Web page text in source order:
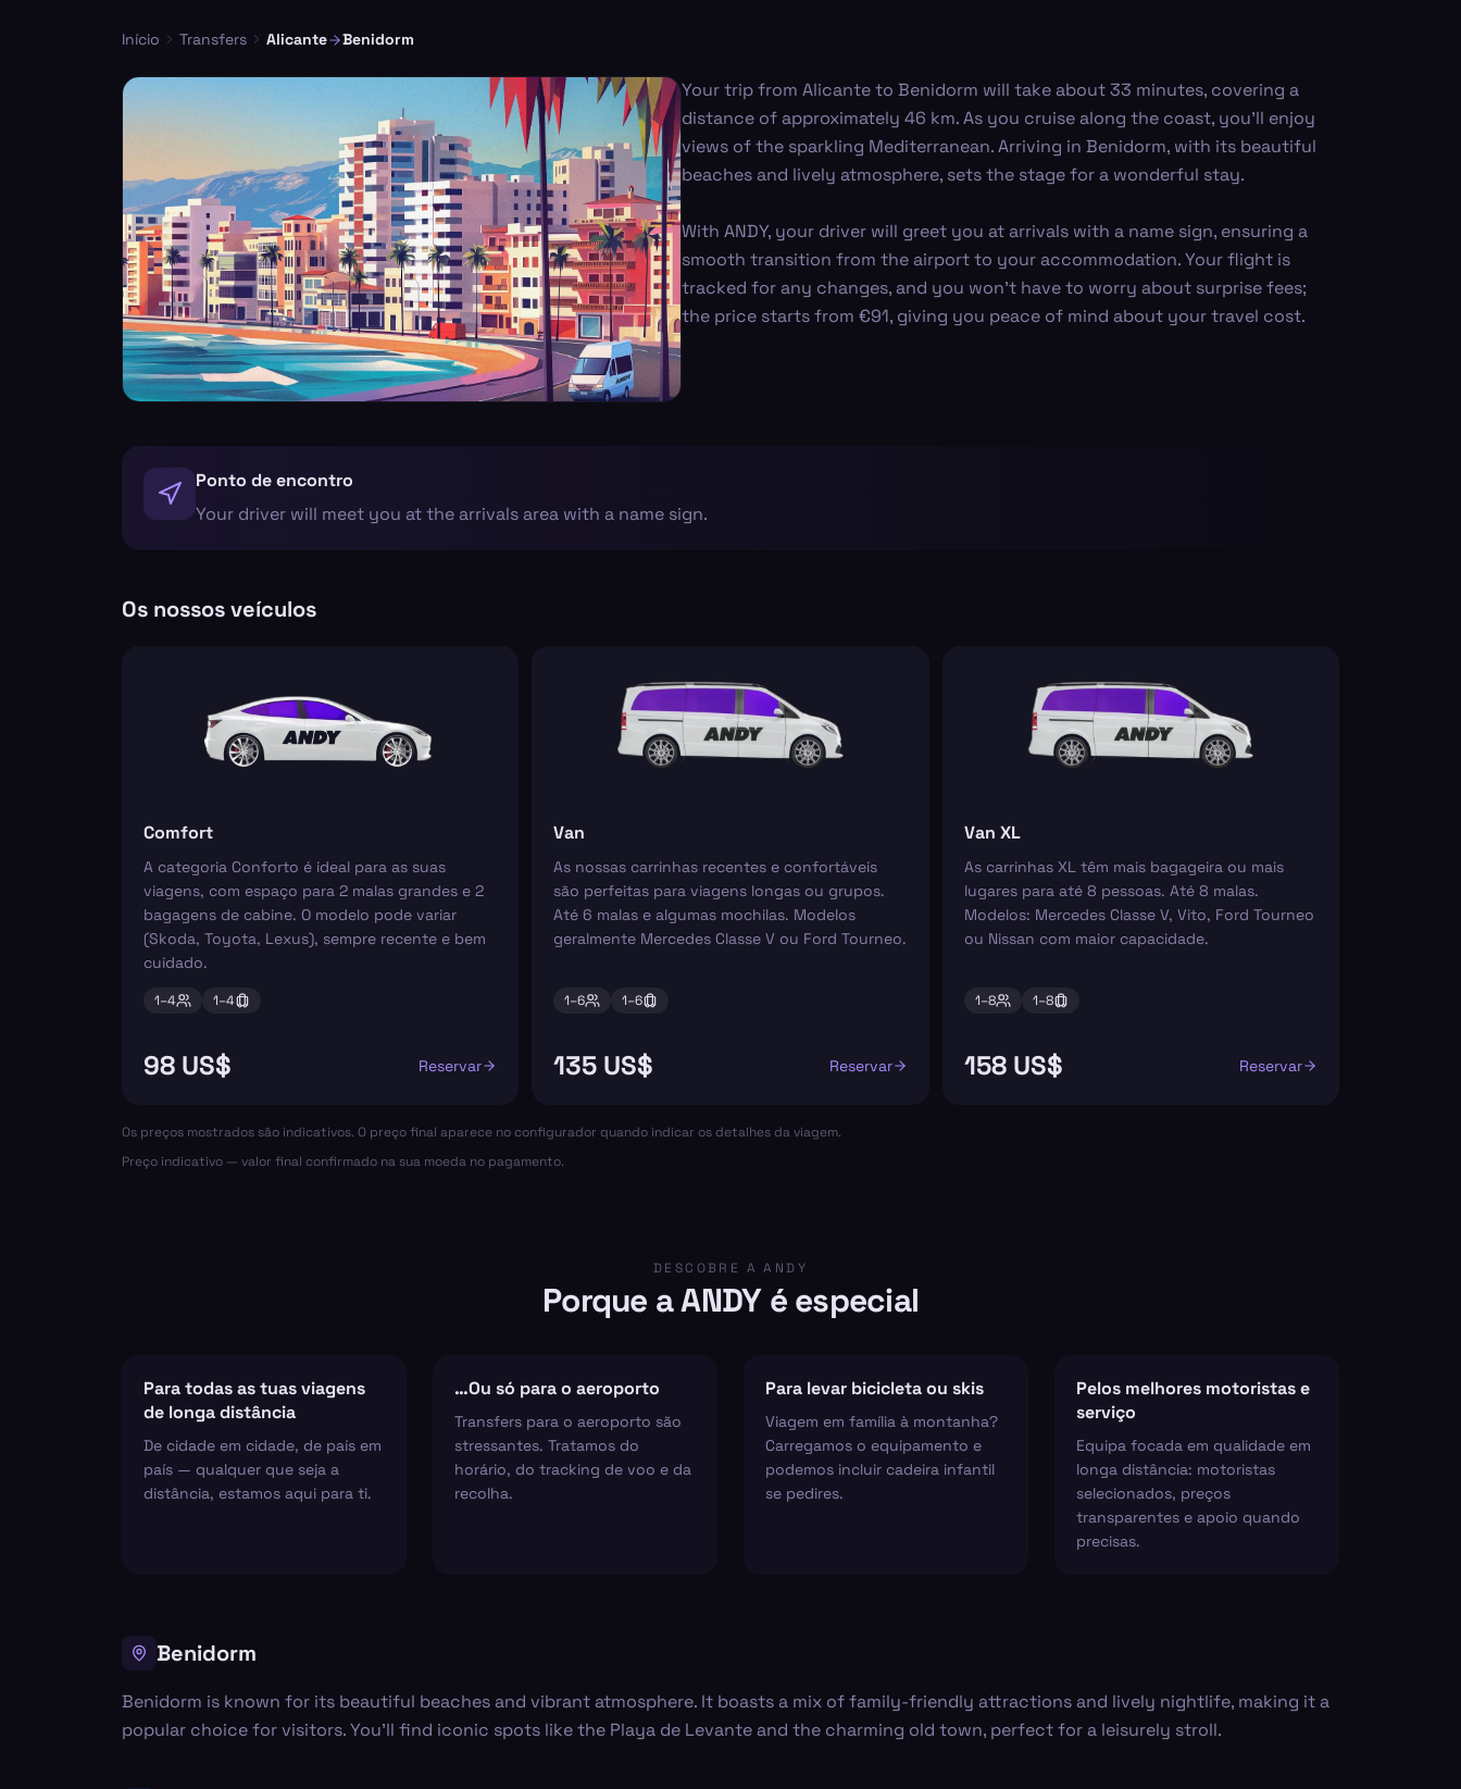
Início Transfers Alicante Benidorm
Your trip from Alicante to Benidorm will take about 33 minutes, covering a
distance of approximately 46 km. As you cruise along the coast, you'll enjoy
views of the sparkling Mediterranean. Arriving in Benidorm, with its beautiful
beaches and lively atmosphere, sets the stage for a wonderful stay.
With ANDY, your driver will greet you at arrivals with a name sign, ensuring a
smooth transition from the airport to your accommodation. Your flight is
tracked for any changes, and you won’t have to worry about surprise fees;
the price starts from €91, giving you peace of mind about your travel cost.
Ponto de encontro
Your driver will meet you at the arrivals area with a name sign.
Os nossos veículos
Comfort
A categoria Conforto é ideal para as suas
viagens, com espaço para 2 malas grandes e 2
bagagens de cabine. O modelo pode variar
(Skoda, Toyota, Lexus), sempre recente e bem
cuidado.
1–4 1–4
98 US$ Reservar
Van
As nossas carrinhas recentes e confortáveis
são perfeitas para viagens longas ou grupos.
Até 6 malas e algumas mochilas. Modelos
geralmente Mercedes Classe V ou Ford Tourneo.
1–6 1–6
135 US$ Reservar
Van XL
As carrinhas XL têm mais bagageira ou mais
lugares para até 8 pessoas. Até 8 malas.
Modelos: Mercedes Classe V, Vito, Ford Tourneo
ou Nissan com maior capacidade.
1–8 1–8
158 US$ Reservar
Os preços mostrados são indicativos. O preço final aparece no configurador quando indicar os detalhes da viagem.
Preço indicativo — valor final confirmado na sua moeda no pagamento.
DESCOBRE A ANDY
Porque a ANDY é especial
Para todas as tuas viagens
de longa distância
De cidade em cidade, de país em
país — qualquer que seja a
distância, estamos aqui para ti.
…Ou só para o aeroporto
Transfers para o aeroporto são
stressantes. Tratamos do
horário, do tracking de voo e da
recolha.
Para levar bicicleta ou skis
Viagem em família à montanha?
Carregamos o equipamento e
podemos incluir cadeira infantil
se pedires.
Pelos melhores motoristas e
serviço
Equipa focada em qualidade em
longa distância: motoristas
selecionados, preços
transparentes e apoio quando
precisas.
Benidorm
Benidorm is known for its beautiful beaches and vibrant atmosphere. It boasts a mix of family-friendly attractions and lively nightlife, making it a
popular choice for visitors. You'll find iconic spots like the Playa de Levante and the charming old town, perfect for a leisurely stroll.